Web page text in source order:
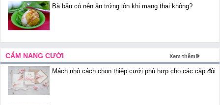
Bà bầu có nên ăn trứng lộn khi mang thai không?
CẨM NANG CƯỚI Xem thêm
Mách nhỏ cách chọn thiệp cưới phù hợp cho các cặp đôi